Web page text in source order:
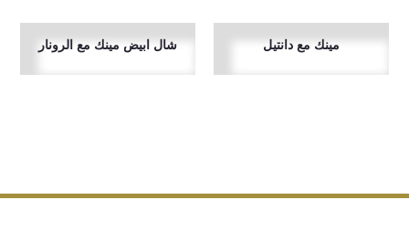
شال ابيض مينك مع الرونار مينك مع دانتيل